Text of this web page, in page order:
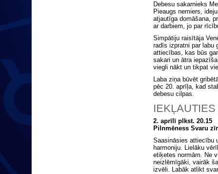
Debesu sakarnieks
Pieaugs nemiers,
atjautīga domāšana,
ar darbiem, jo par
Simpātiju raisītāja
radīs izpratni par labu
attiecības, kas būs
sakari un ātra
viegli nākt un tikpat
Laba ziņa būvēt
pēc 20. aprīļa, kad
debesu cilpas.
2. aprīlī plkst. 20.15
Pilnmēness Svaru
Saasināsies attiecību
harmoniju. Lielāku
etiķetes normām. Ne
neizlēmīgāki, vairāk
izvēli. Labāk atlikt